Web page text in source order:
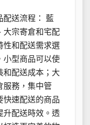
配送流程： 藍
大宗寄倉和宅配
性和配送需求選
小型商品可以使
和配送成本；大
服務，集中管
快速配送的商品
升配送時效。透